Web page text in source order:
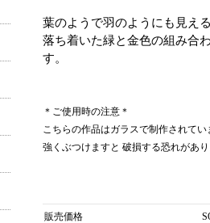
葉のようで羽のようにも見え
落ち着いた緑と金色の組み合
す。
＊ご使用時の注意＊
こちらの作品はガラスで制作されてい
強くぶつけますと 破損する恐れがあ
販売価格